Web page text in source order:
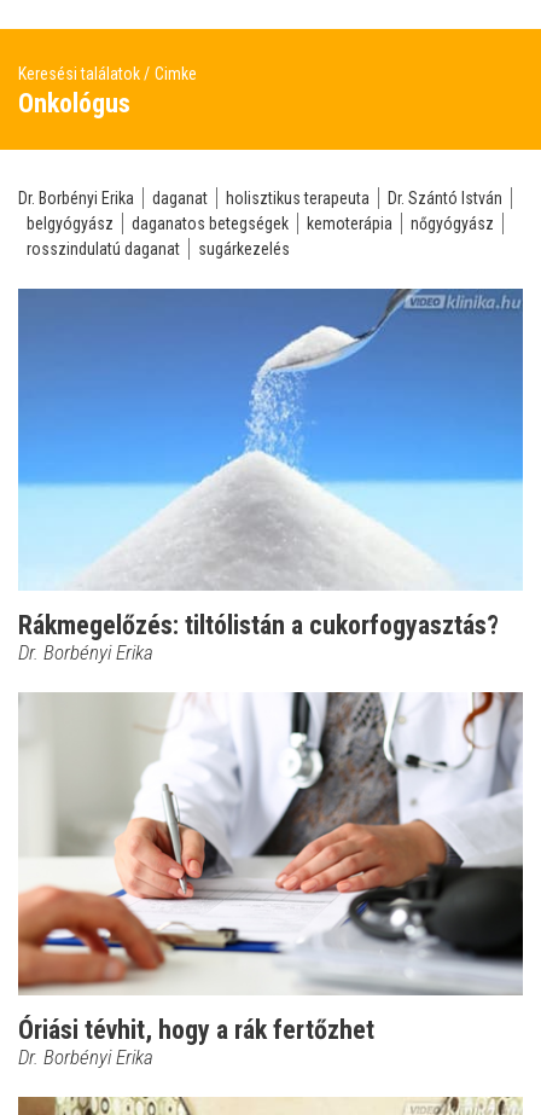
Keresési találatok Cimke
Onkológus
Dr. Borbényi Erika daganat holisztikus terapeuta
Dr. Szántó István
belgyógyász
daganatos betegségek kemoterápia
nőgyógyász
rosszindulatú daganat
sugárkezelés
Rákmegelőzés: tiltólistán a cukorfogyasztás?
Dr. Borbényi Erika
Óriási tévhit, hogy a rák fertőzhet
Dr. Borbényi Erika